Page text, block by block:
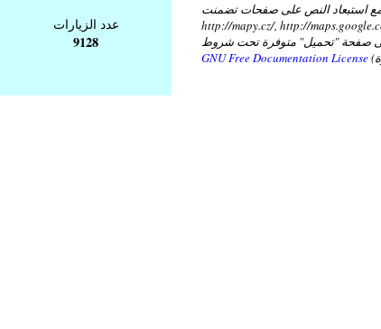
عدد الزيارات
9128
استبعاد النص على صفحات تضمنت
http://mapy.cz/, http://
صفحة "تحميل" متوفرة تحت شروط
GNU Free Documentation License